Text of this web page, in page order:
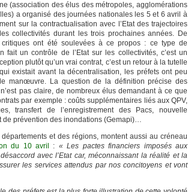
(association des élus des métropoles, agglomérations
a organisé des journées nationales les 5 et 6 avril à
sur la contractualisation avec l’Etat des trajectoires
collectivités durant les trois prochaines années. De
critiques ont été soulevées à ce propos : ce type de
fait un contrôle de l’Etat sur les collectivités, c’est un
plutôt qu’un vrai contrat, c’est un retour à la tutelle
existait avant la décentralisation, les préfets ont peu
manœuvre. La question de la définition précise des
pas claire, de nombreux élus demandant à ce que
par exemple : coûts supplémentaires liés aux QPV,
transfert de l’enregistrement des Pacs, nouvelle
de prévention des inondations (Gemapi)…
et des régions, montent aussi au créneau
du 10 avril : «Les pactes financiers imposés aux
avec l’Etat car, méconnaissant la réalité et la
les services attendus par nos concitoyens et vont